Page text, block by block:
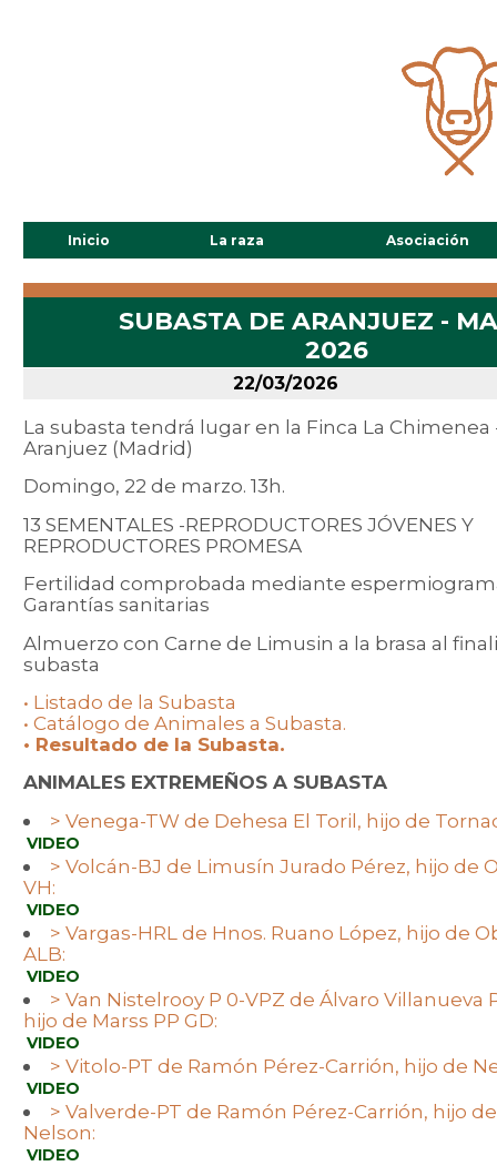
Inicio La raza Asociación
SUBASTA DE ARANJUEZ -
2026
22/03/2026
La subasta tendrá lugar en la Finca La Chimenea
Aranjuez (Madrid)
Domingo, 22 de marzo. 13h.
13 SEMENTALES -REPRODUCTORES JÓVENES Y
REPRODUCTORES PROMESA
Fertilidad comprobada mediante
Garantías sanitarias
Almuerzo con Carne de Limusin a la brasa al
subasta
• Listado de la Subasta
• Catálogo de Animales a Subasta.
• Resultado de la Subasta.
ANIMALES EXTREMEÑOS A SUBASTA
> Venega-TW de Dehesa El Toril, hijo de
VIDEO
> Volcán-BJ de Limusín Jurado Pérez, hijo de
VH:
VIDEO
> Vargas-HRL de Hnos. Ruano López, hijo de
ALB:
VIDEO
> Van Nistelrooy P 0-VPZ de Álvaro Villanueva
hijo de Marss PP GD:
VIDEO
> Vitolo-PT de Ramón Pérez-Carrión, hijo de
VIDEO
> Valverde-PT de Ramón Pérez-Carrión, hijo de
Nelson:
VIDEO